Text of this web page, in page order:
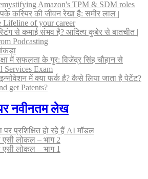
Amazon's TPM & SDM roles
करियर की जीवन रेखा है: समीर लाल |
Lifeline of your career
से कमाई संभव है? आदित्य कुबेर से बातचीत |
Podcasting
में सफलता के गुर: विजेंद्र सिंह चौहान से
Services Exam
में क्या फर्क है? कैसे लिया जाता है पेटेंट?
get Patents?
नवीनतम लेख
प्रशिक्षित हो रहे हैं AI मॉडल
एसी लोकल – भाग 2
एसी लोकल – भाग 1